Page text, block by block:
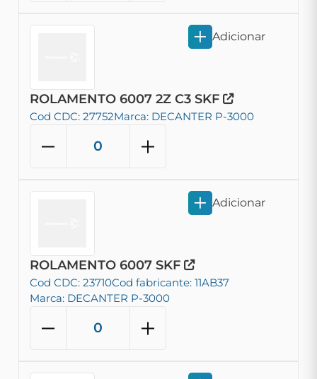
ROLAMENTO 6007 2Z C3 SKF
Cod CDC: 27752Marca: DECANTER P-3000
Adicionar
ROLAMENTO 6007 SKF
Cod CDC: 23710Cod fabricante: 11AB37
Marca: DECANTER P-3000
Adicionar